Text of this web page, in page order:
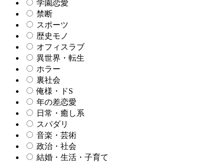
学園恋愛
禁断
スポーツ
歴史モノ
オフィスラブ
異世界・転生
ホラー
裏社会
俺様・ドS
年の差恋愛
日常・癒し系
スパダリ
音楽・芸術
政治・社会
結婚・生活・子育て